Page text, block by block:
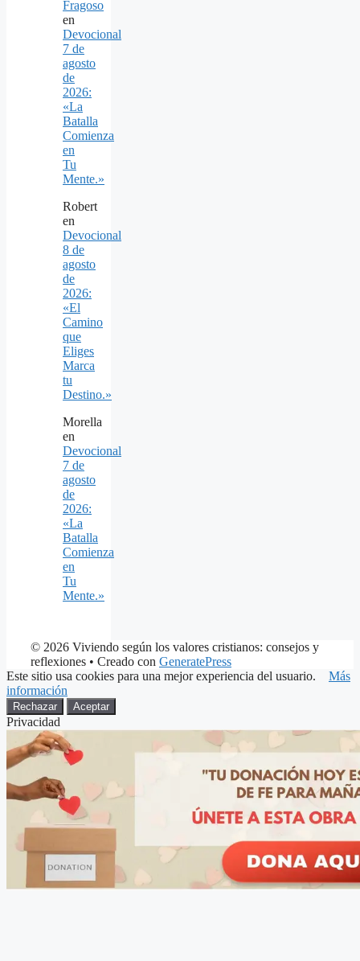
Fragoso
en
Devocional
7 de
agosto
de
2026:
«La
Batalla
Comienza
en
Tu
Mente.»
Robert
en
Devocional
8 de
agosto
de
2026:
«El
Camino
que
Eliges
Marca
tu
Destino.»
Morella
en
Devocional
7 de
agosto
de
2026:
«La
Batalla
Comienza
en
Tu
Mente.»
© 2026 Viviendo según los valores cristianos: consejos y
reflexiones • Creado con GeneratePress
Este sitio usa cookies para una mejor experiencia del usuario. Más
información
Rechazar Aceptar
Privacidad